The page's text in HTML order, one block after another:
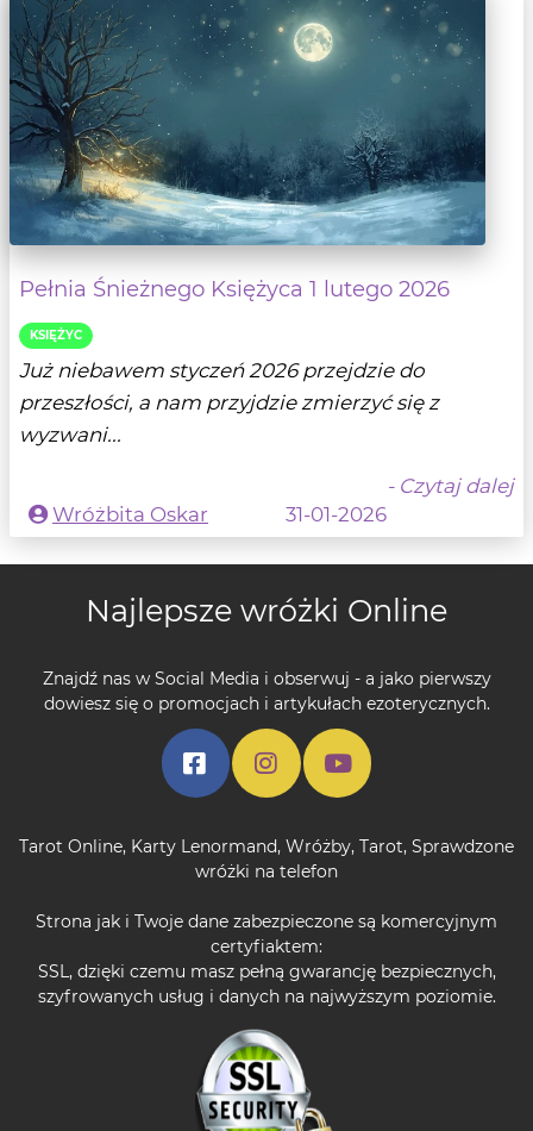
Pełnia Śnieżnego Księżyca 1 lutego 2026
KSIĘŻYC
Już niebawem styczeń 2026 przejdzie do
przeszłości, a nam przyjdzie zmierzyć się z
wyzwani...
- Czytaj dalej
Wróżbita Oskar
31-01-2026
Najlepsze wróżki Online
Znajdź nas w Social Media i obserwuj - a jako pierwszy
dowiesz się o promocjach i artykułach ezoterycznych.
Tarot Online, Karty Lenormand, Wróżby, Tarot, Sprawdzone
wróżki na telefon
Strona jak i Twoje dane zabezpieczone są komercyjnym
certyfiaktem:
SSL, dzięki czemu masz pełną gwarancję bezpiecznych,
szyfrowanych usług i danych na najwyższym poziomie.